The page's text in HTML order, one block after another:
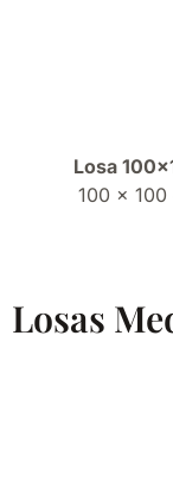
Losa
100 x 100
Losas